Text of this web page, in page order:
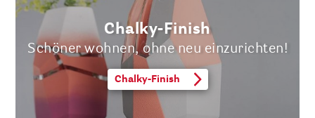
Chalky-Finish
Schöner wohnen, ohne neu einzurichten!
Chalky-Finish